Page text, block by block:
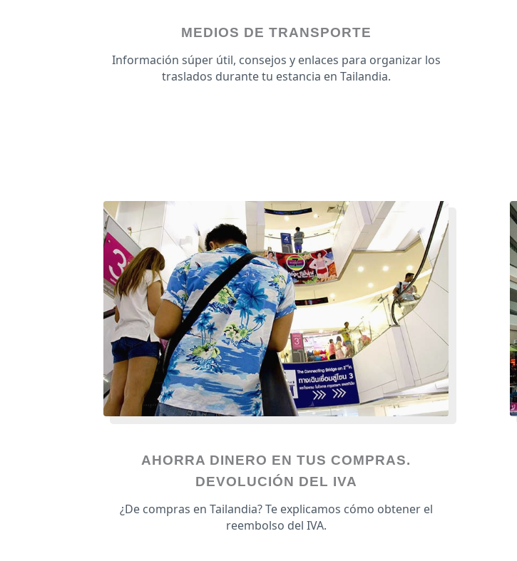
MEDIOS DE TRANSPORTE
Información súper útil, consejos y enlaces para organizar los
traslados durante tu estancia en Tailandia.
AHORRA DINERO EN TUS COMPRAS.
DEVOLUCIÓN DEL IVA
¿De compras en Tailandia? Te explicamos cómo obtener el
reembolso del IVA.